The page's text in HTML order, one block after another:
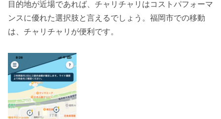
目的地が近場であれば、チャリチャリはコストパフォーマ
ンスに優れた選択肢と言えるでしょう。福岡市での移動
は、チャリチャリが便利です。